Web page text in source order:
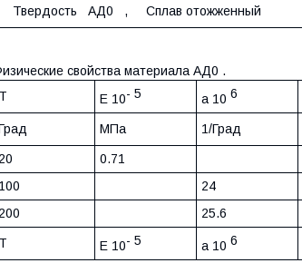
АД0 , Сплав отожженный
свойства материала АД0 .
E 10- 5 a 10 6
МПа 1/Град
0.71
24
25.6
E 10- 5 a 10 6